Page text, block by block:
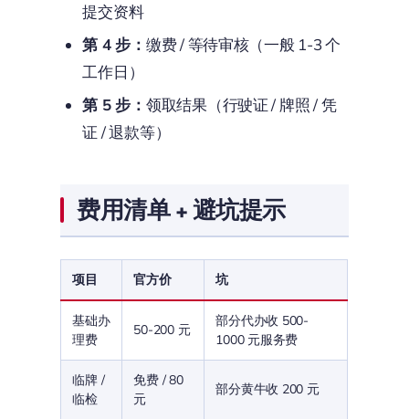
提交资料
第 4 步： 缴费 / 等待审核（一般 1-3 个
工作日）
第 5 步： 领取结果（行驶证 / 牌照 / 凭
证 / 退款等）
费用清单 + 避坑提示
项目 官方价 坑
基础办
理费
50-200 元
部分代办收 500-
1000 元服务费
临牌 /
临检
免费 / 80
元
部分黄牛收 200 元